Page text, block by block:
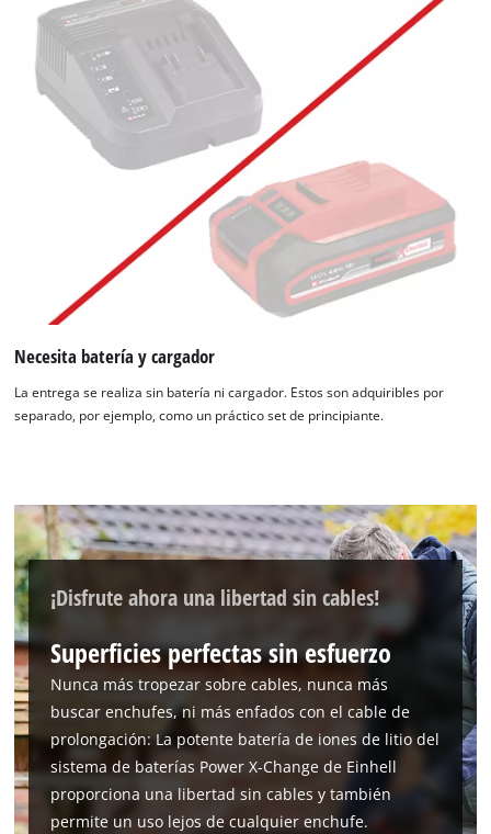
¡Necesitamos su consentimiento para
cargar el servicio Google Maps!
Necesita batería y cargador
La entrega se realiza sin batería ni cargador. Estos son adquiribles por
separado, por ejemplo, como un práctico set de principiante.
¡Disfrute ahora una libertad sin cables!
Superficies perfectas sin esfuerzo
Nunca más tropezar sobre cables, nunca más
buscar enchufes, ni más enfados con el cable de
prolongación: La potente batería de iones de litio del
sistema de baterías Power X-Change de Einhell
proporciona una libertad sin cables y también
permite un uso lejos de cualquier enchufe.